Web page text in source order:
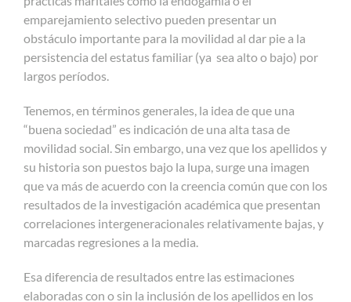
emparejamiento selectivo pueden presentar un
obstáculo importante para la movilidad al dar pie a la
persistencia del estatus familiar (ya sea alto o bajo) por
largos períodos.
Tenemos, en términos generales, la idea de que una
“buena sociedad” es indicación de una alta tasa de
movilidad social. Sin embargo, una vez que los apellidos y
su historia son puestos bajo la lupa, surge una imagen
que va más de acuerdo con la creencia común que con los
resultados de la investigación académica que presentan
correlaciones intergeneracionales relativamente bajas, y
marcadas regresiones a la media.
Esa diferencia de resultados entre las estimaciones
elaboradas con o sin la inclusión de los apellidos en los